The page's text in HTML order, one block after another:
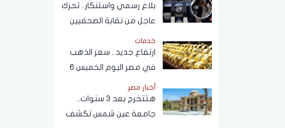
بلاغ رسمي واستنكار.. تحرك
عاجل من نقابة الصحفيين
بشأن واقعة فتاة الأوبر
خدمات
ارتفاع جديد.. سعر الذهب
في مصر اليوم الخميس 6
أغسطس 2026
أخبار مصر
هتتخرج بعد 3 سنوات..
جامعة عين شمس تكشف